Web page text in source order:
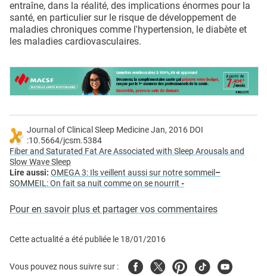
entraîne, dans la réalité, des implications énormes pour la
santé, en particulier sur le risque de développement de
maladies chroniques comme l'hypertension, le diabète et
les maladies cardiovasculaires.
Journal of Clinical Sleep Medicine Jan, 2016 DOI
:10.5664/jcsm.5384
Fiber and Saturated Fat Are Associated with Sleep Arousals and
Slow Wave Sleep
Lire aussi: OMEGA 3: Ils veillent aussi sur notre sommeil –
SOMMEIL: On fait sa nuit comme on se nourrit -
Pour en savoir plus et partager vos commentaires
Cette actualité a été publiée le 18/01/2016
Vous pouvez nous suivre sur : FacebookTwitterPinterest
TiktokYoutube